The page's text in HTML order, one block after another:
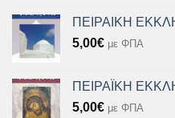
ΠΕΙΡΑΙΚΗ
5,00€ με ΦΠΑ
ΠΕΙΡΑΪΚΗ
5,00€ με ΦΠΑ